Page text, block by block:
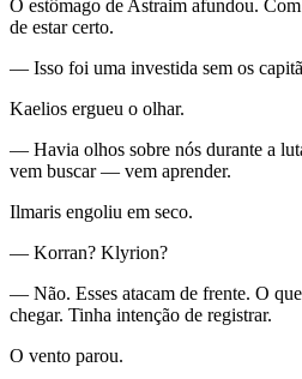
O estômago de Astraim afundou.
de estar certo.
— Isso foi uma investida sem os
Kaelios ergueu o olhar.
— Havia olhos sobre nós durante a
vem buscar — vem aprender.
Ilmaris engoliu em seco.
— Korran? Klyrion?
— Não. Esses atacam de frente. O
chegar. Tinha intenção de registrar.
O vento parou.